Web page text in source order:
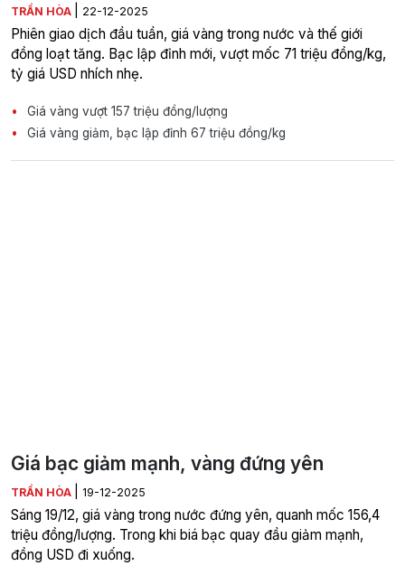
TRẦN HÒA 22-12-2025
Phiên giao dịch đầu tuần, giá vàng trong nước và thế giới
đồng loạt tăng. Bạc lập đỉnh mới, vượt mốc 71 triệu đồng/kg,
tỷ giá USD nhích nhẹ.
Giá vàng vượt 157 triệu đồng/lượng
Giá vàng giảm, bạc lập đỉnh 67 triệu đồng/kg
Giá bạc giảm mạnh, vàng đứng yên
TRẦN HÒA 19-12-2025
Sáng 19/12, giá vàng trong nước đứng yên, quanh mốc 156,4
triệu đồng/lượng. Trong khi biá bạc quay đầu giảm mạnh,
đồng USD đi xuống.